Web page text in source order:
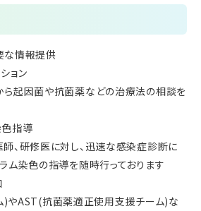
な情報提供
ョン
起因菌や抗菌薬などの治療法の相談を
指導
、研修医に対し、迅速な感染症診断に
ム染色の指導を随時行っております
やAST(抗菌薬適正使用支援チーム)な